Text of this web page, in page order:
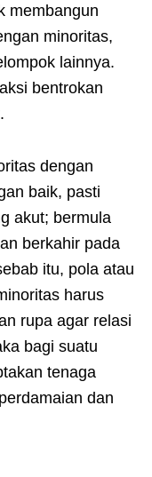
membangun
minoritas,
lainnya.
bentrokan
dengan
baik, pasti
akut; bermula
berkahir pada
itu, pola atau
harus
rupa agar relasi
bagi suatu
tenaga
dan